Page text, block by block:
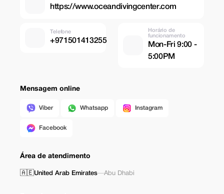
https://www.oceandivingcenter.com
Telefone
+971501413255
Horário de
funcionamento
Mon-Fri 9:00 -
5:00PM
Mensagem online
Viber Whatsapp Instagram
Facebook
Área de atendimento
🇦🇪United Arab Emirates—Abu Dhabi